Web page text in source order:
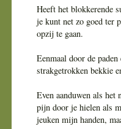
Heeft het blokkerende
je kunt net zo goed ter
opzij te gaan.
Eenmaal door de
strakgetrokken bekkie
Even aanduwen als het
pijn door je hielen als
jeuken mijn handen,